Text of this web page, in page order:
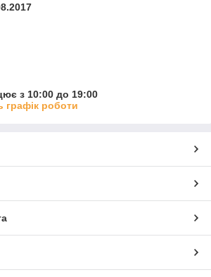
з 10:00 до 19:00
графік роботи